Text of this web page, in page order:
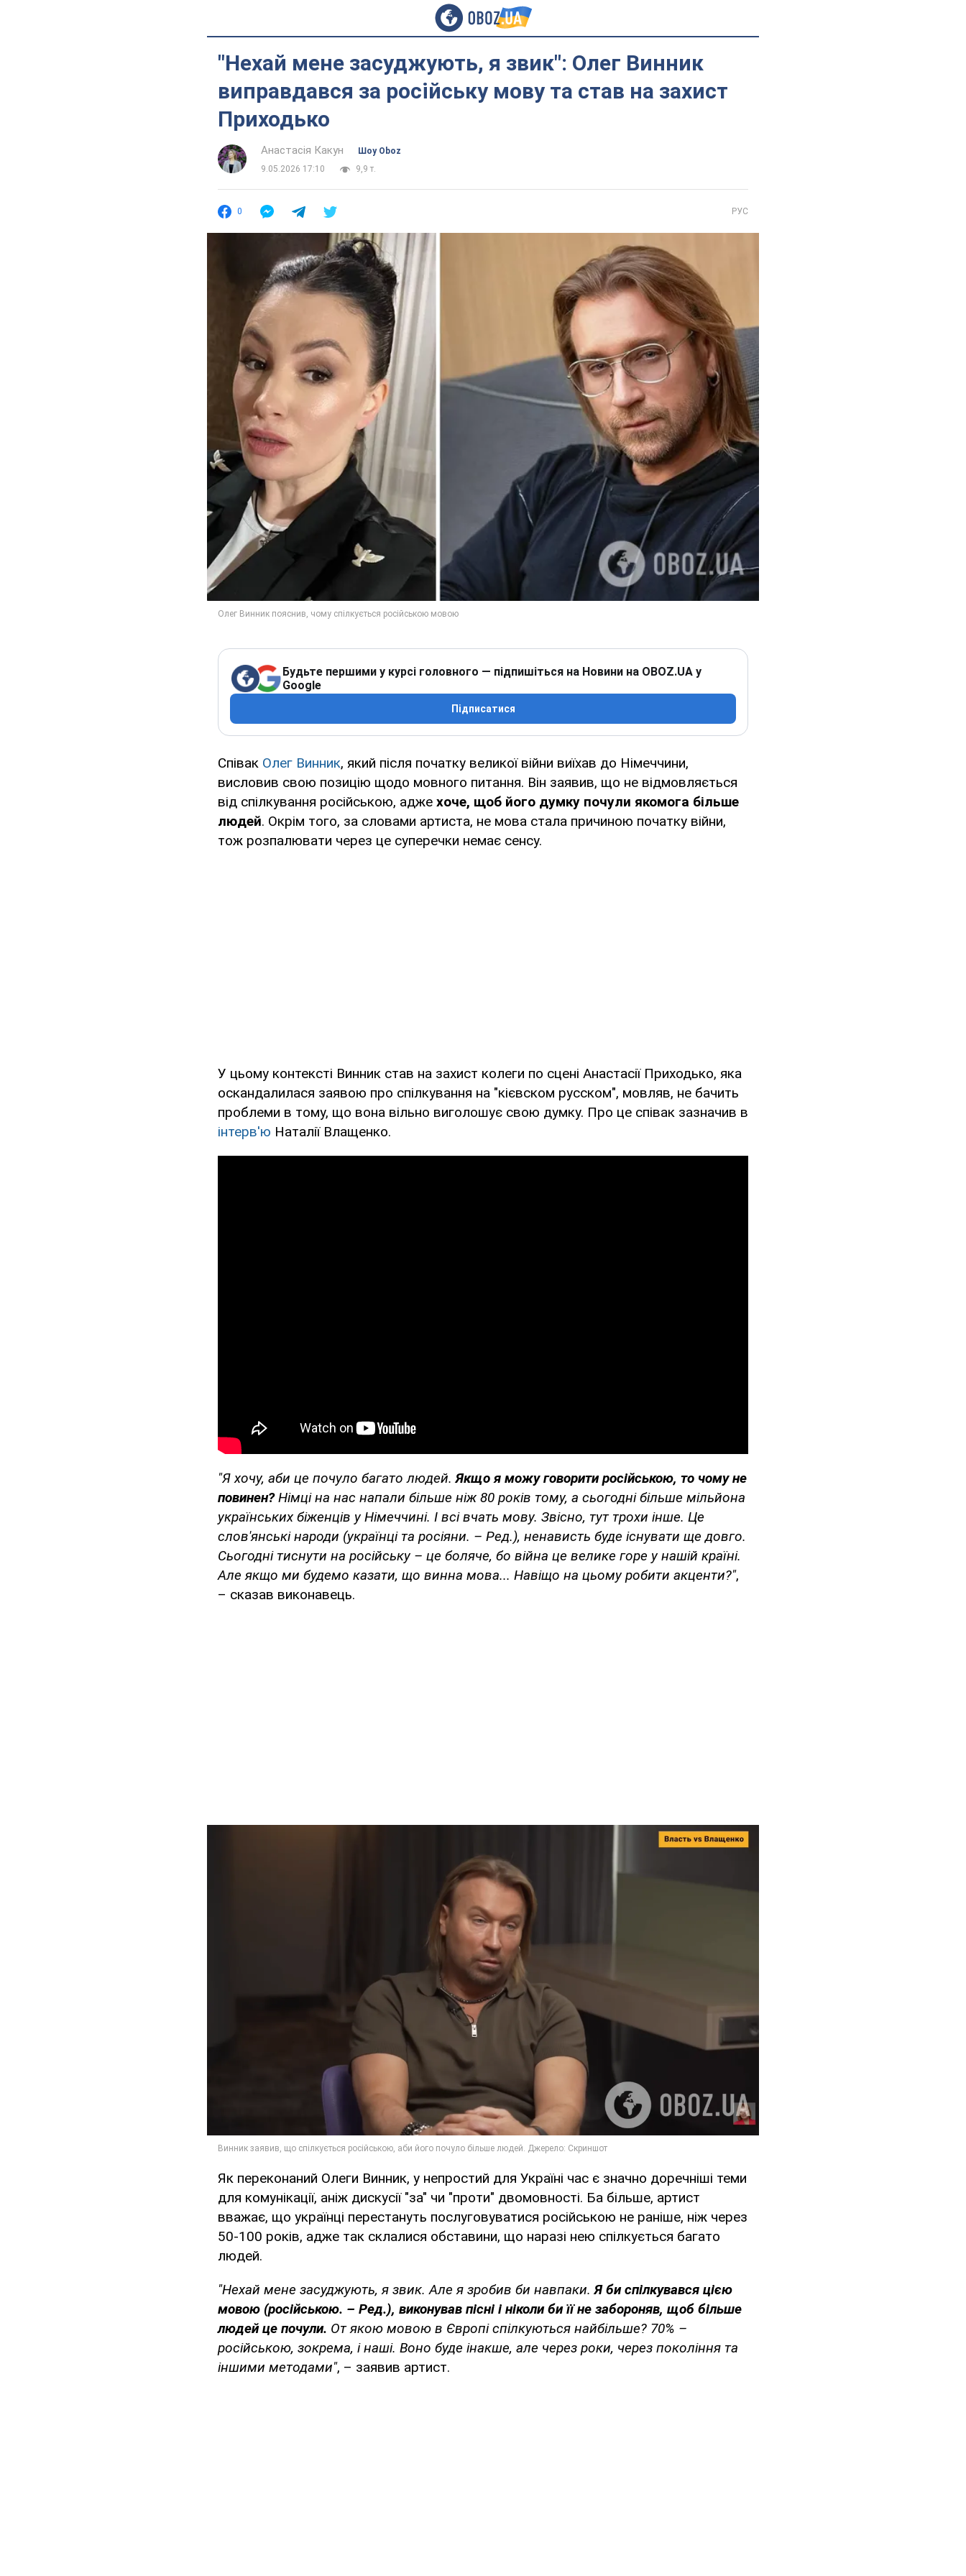
"Нехай мене засуджують, я звик": Олег Винник
виправдався за російську мову та став на захист
Приходько
Анастасія Какун
Шоу Oboz
9.05.2026 17:10
9,9 т.
0 РУС
Будьте першими у курсі головного — підпишіться на Новини на OBOZ.UA у
Google
Підписатися
Співак Олег Винник, який після початку великої війни виїхав до Німеччини,
висловив свою позицію щодо мовного питання. Він заявив, що не відмовляється
від спілкування російською, адже хоче, щоб його думку почули якомога більше
людей. Окрім того, за словами артиста, не мова стала причиною початку війни,
тож розпалювати через це суперечки немає сенсу.
У цьому контексті Винник став на захист колеги по сцені Анастасії Приходько, яка
оскандалилася заявою про спілкування на "кієвском русском", мовляв, не бачить
проблеми в тому, що вона вільно виголошує свою думку. Про це співак зазначив в
інтерв'ю Наталії Влащенко.
"Я хочу, аби це почуло багато людей.Якщо я можу говорити російською, то чому не
повинен?Німці на нас напали більше ніж 80 років тому, а сьогодні більше мільйона
українських біженців у Німеччині. І всі вчать мову. Звісно, тут трохи інше. Це
слов'янські народи (українці та росіяни. – Ред.), ненависть буде існувати ще довго.
Сьогодні тиснути на російську – це боляче, бо війна це велике горе у нашій країні.
Але якщо ми будемо казати, що винна мова... Навіщо на цьому робити акценти?",
– сказав виконавець.
Як переконаний Олеги Винник, у непростий для Україні час є значно доречніші теми
для комунікації, аніж дискусії "за" чи "проти" двомовності. Ба більше, артист
вважає, що українці перестануть послуговуватися російською не раніше, ніж через
50-100 років, адже так склалися обставини, що наразі нею спілкується багато
людей.
"Нехай мене засуджують, я звик. Але я зробив би навпаки.Я би спілкувався цією
мовою (російською. – Ред.), виконував пісні і ніколи би її не забороняв, щоб більше
людей це почули. От якою мовою в Європі спілкуються найбільше? 70% –
російською, зокрема, і наші. Воно буде інакше, але через роки, через покоління та
іншими методами", – заявив артист.